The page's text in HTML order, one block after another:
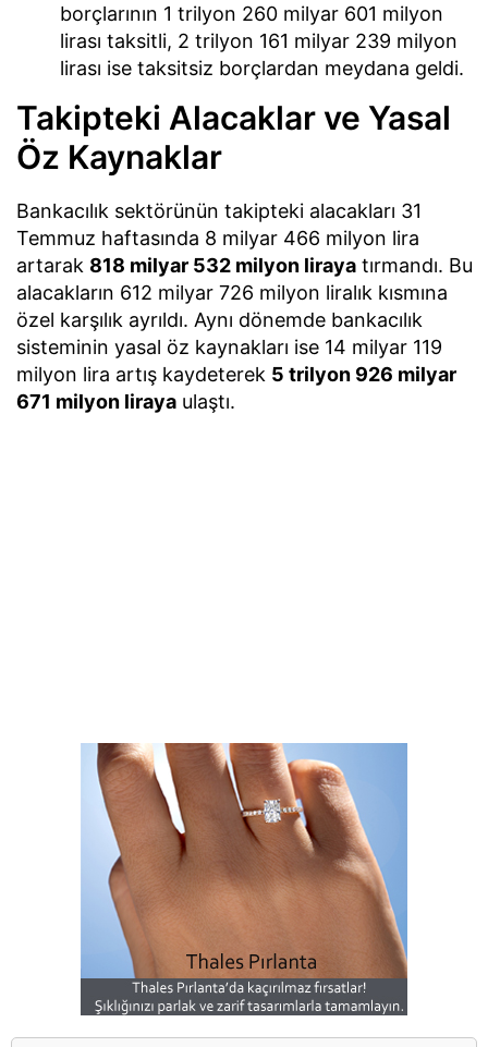
borçlarının 1 trilyon 260 milyar 601 milyon
lirası taksitli, 2 trilyon 161 milyar 239 milyon
lirası ise taksitsiz borçlardan meydana geldi.
Takipteki Alacaklar ve Yasal
Öz Kaynaklar
Bankacılık sektörünün takipteki alacakları 31
Temmuz haftasında 8 milyar 466 milyon lira
artarak 818 milyar 532 milyon liraya tırmandı. Bu
alacakların 612 milyar 726 milyon liralık kısmına
özel karşılık ayrıldı. Aynı dönemde bankacılık
sisteminin yasal öz kaynakları ise 14 milyar 119
milyon lira artış kaydeterek 5 trilyon 926 milyar
671 milyon liraya ulaştı.